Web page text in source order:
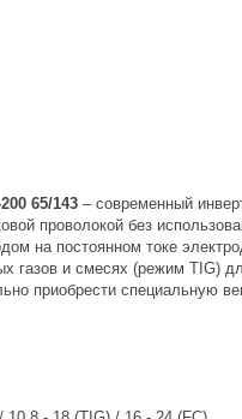
65/143 – современный
проволокой без
на постоянном токе
газов и смесях (режим
приобрести специальную